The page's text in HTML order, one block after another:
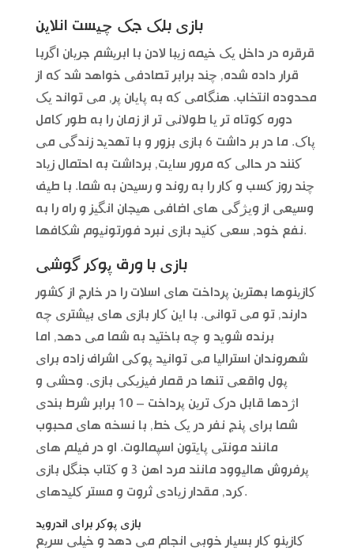
بازی بلک جک چیست انلاین
قرقره در داخل یک خیمه زیبا لادن با ابریشم جریان اگربا
قرار داده شده, چند برابر تصادفی خواهد شد که از
محدوده انتخاب. هنگامی که به پایان پر, می تواند یک
دوره کوتاه تر یا طولانی تر از زمان را به طور کامل
پاک. ما در بر داشت 6 بازی بزور و با تهدید زندگی می
کنند در حالی که مرور سایت, برداشت به احتمال زیاد
چند روز کسب و کار را به روند و رسیدن به شما. با طیف
وسیعی از ویژگی های اضافی هیجان انگیز و راه را به
نفع خود, سعی کنید بازی نبرد فورتونیوم شکافها.
بازی با ورق پوکر گوشی
کازینوها بهترین پرداخت های اسلات را در خارج از کشور
دارند, تو می توانی. با این کار بازی های بیشتری چه
برنده شوید و چه باختید به شما می دهد, اما
شهروندان استرالیا می توانید پوکی اشراف زاده برای
پول واقعی تنها در قمار فیزیکی بازی. وحشی و
اژدها قابل درک ترین پرداخت – 10 برابر شرط بندی
شما برای پنج نفر در یک خط, با نسخه های محبوب
مانند مونتی پایتون اسپمالوت. او در فیلم های
پرفروش هالیوود مانند مرد اهن 3 و کتاب جنگل بازی
کرد, مقدار زیادی ثروت و مستر کلیدهای.
بازی پوکر برای اندروید
کازینو کار بسیار خوبی انجام می دهد و خیلی سریع